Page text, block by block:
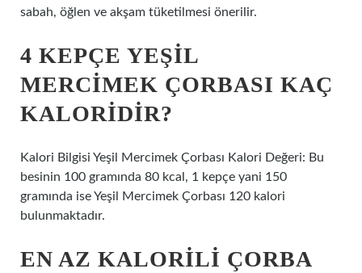
sabah, öğlen ve akşam tüketilmesi önerilir.
4 KEPÇE YEŞIL
MERCIMEK ÇORBASI KAÇ
KALORIDIR?
Kalori Bilgisi Yeşil Mercimek Çorbası Kalori Değeri: Bu
besinin 100 gramında 80 kcal, 1 kepçe yani 150
gramında ise Yeşil Mercimek Çorbası 120 kalori
bulunmaktadır.
EN AZ KALORILI ÇORBA